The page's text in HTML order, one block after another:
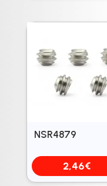
NSR4879
2,46€